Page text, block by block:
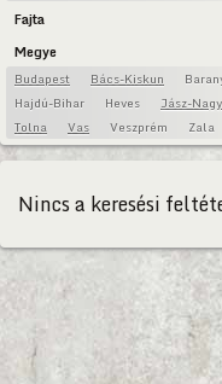
Fajta
Megye
Budapest Bács-Kiskun
Hajdú-Bihar
Heves Jász-
Tolna
Vas Veszprém Zala
Nincs a keresési